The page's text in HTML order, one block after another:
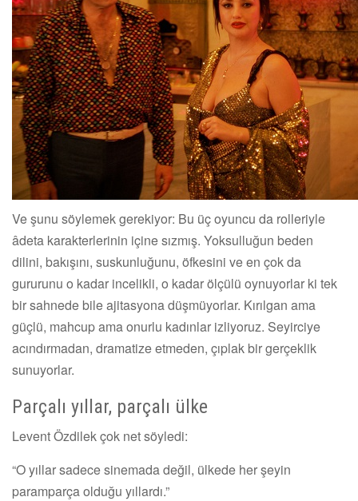
Ve şunu söylemek gerekiyor: Bu üç oyuncu da rolleriyle
âdeta karakterlerinin içine sızmış. Yoksulluğun beden
dilini, bakışını, suskunluğunu, öfkesini ve en çok da
gururunu o kadar incelikli, o kadar ölçülü oynuyorlar ki tek
bir sahnede bile ajitasyona düşmüyorlar. Kırılgan ama
güçlü, mahcup ama onurlu kadınlar izliyoruz. Seyirciye
acındırmadan, dramatize etmeden, çıplak bir gerçeklik
sunuyorlar.
Parçalı yıllar, parçalı ülke
Levent Özdilek çok net söyledi:
“O yıllar sadece sinemada değil, ülkede her şeyin
paramparça olduğu yıllardı.”